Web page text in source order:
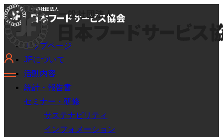
トップページ
JFについて
活動内容
統計・報告書
セミナー・研修
サステナビリティ
インフォメーション